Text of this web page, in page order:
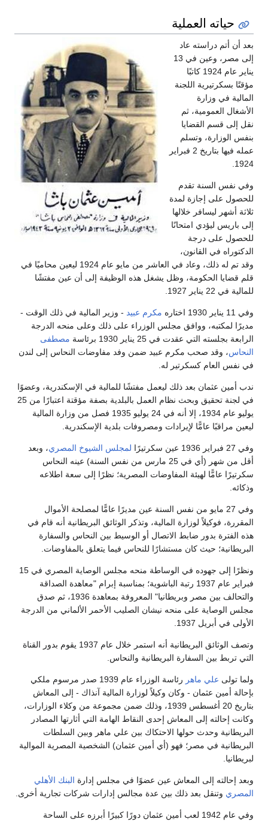
حياته العملية
بعد أن أتم دراسته عاد
إلى مصر، وعين في 13
يناير عام 1924 كاتبًا
مؤقتًا بسكرتيرية اللجنة
المالية في وزارة
الأشغال العمومية، ثم
نقل إلى قسم القضايا
بنفس الوزارة، وتسلم
عمله فيها بتاريخ 2 فبراير
1924.
وفي نفس السنة تقدم
للحصول على إجازة لمدة
ثلاثة أشهر ليسافر خلالها
إلى باريس ليؤدي امتحانًا
للحصول على درجة
الدكتوراه في القانون،
وقد تم له ذلك، وعاد في العاشر من مايو عام 1924 ليعين محاميًا في
قلم قضايا الحكومة، وظل يشغل هذه الوظيفة إلى أن عين مفتشًا
للمالية في 22 يناير 1927.
وفي 11 يناير 1930 اختاره مكرم عبيد - وزير المالية في ذلك الوقت -
مديرًا لمكتبه، ووافق مجلس الوزراء على ذلك وعلى منحه الدرجة
الرابعة بجلسته التي عقدت في 25 يناير 1930 برئاسة
مصطفى
النحاس، وقد صحب مكرم عبيد ضمن وفد مفاوضات النحاس إلى لندن
في نفس العام كسكرتير له.
ندب أمين عثمان بعد ذلك ليعمل مفتشًا للمالية في الإسكندرية، وعضوًا
في لجنة تحقيق وبحث نظام العمل بالبلدية بصفة مؤقتة اعتبارًا من 25
يوليو عام 1934، إلا أنه في 24 يوليو 1935 فصل من وزارة المالية
ليعين مراقبًا عامًّا لإيرادات ومصروفات بلدية الإسكندرية.
وفي 27 فبراير 1936 عين سكرتيرًا لمجلس الشيوخ المصري، وبعد
أقل من شهر (أي في 25 مارس من نفس السنة) عينه النحاس
سكرتيرًا عامًّا لهيئة المفاوضات المصرية؛ نظرًا إلى سعة اطلاعه
وذكائه.
وفي 27 مايو من نفس السنة عين مديرًا عامًّا لمصلحة الأموال
المقررة، فوكيلاً لوزارة المالية، وتذكر الوثائق البريطانية أنه قام في
هذه الفترة بدور ضابط الاتصال أو الوسيط بين النحاس والسفارة
البريطانية؛ حيث كان مستشارًا للنحاس فيما يتعلق بالمفاوضات.
ونظرًا إلى جهوده في الوساطة منحه مجلس الوصاية المصري في 15
فبراير عام 1937 رتبة الباشوية؛ بمناسبة إبرام "معاهدة الصداقة
والتحالف بين مصر وبريطانيا" المعروفة بمعاهدة 1936، ثم صدق
مجلس الوصاية على منحه نيشان الصليب الأحمر الألماني من الدرجة
الأولى في أبريل 1937.
وتصف الوثائق البريطانية أنه استمر خلال عام 1937 يقوم بدور القناة
التي تربط بين السفارة البريطانية والنحاس.
ولما تولى علي ماهر
رئاسة الوزراء عام 1939 صدر مرسوم ملكي
بإحالة أمين عثمان - وكان وكيلاً لوزارة المالية آنذاك - إلى المعاش
بتاريخ 20 أغسطس 1939، وذلك ضمن مجموعة من وكلاء الوزارات،
وكانت إحالته إلى المعاش إحدى النقاط الهامة التي أثارتها المصادر
البريطانية وحدث حولها الاحتكاك بين علي ماهر وبين السلطات
البريطانية في مصر؛ فهو (أي أمين عثمان) الشخصية المصرية الموالية
لبريطانيا.
وبعد إحالته إلى المعاش عين عضوًا في مجلس إدارة البنك الأهلي
المصري وتنقل بعد ذلك بين عدة مجالس إدارات شركات تجارية أخرى.
وفي عام 1942 لعب أمين عثمان دورًا كبيرًا أبرزه على الساحة